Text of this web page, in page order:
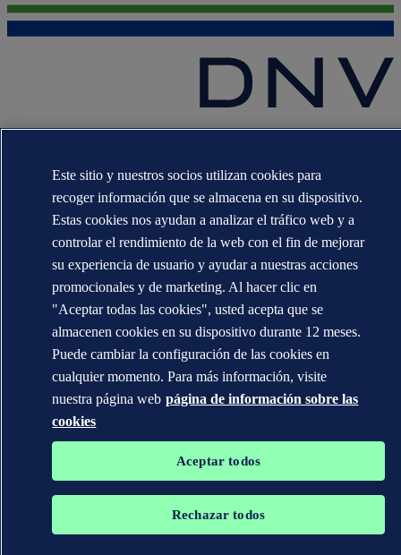
Las marcas registradas DNV GL®, DNV®, Horizon Graphic y Det
WHEN TRUST MATTERS
Este sitio y nuestros socios utilizan cookies para
recoger información que se almacena en su dispositivo.
Estas cookies nos ayudan a analizar el tráfico web y a
controlar el rendimiento de la web con el fin de mejorar
su experiencia de usuario y ayudar a nuestras acciones
promocionales y de marketing. Al hacer clic en
"Aceptar todas las cookies", usted acepta que se
almacenen cookies en su dispositivo durante 12 meses.
Puede cambiar la configuración de las cookies en
cualquier momento. Para más información, visite
nuestra página web página de información sobre las
cookies
Aceptar todos
Rechazar todos